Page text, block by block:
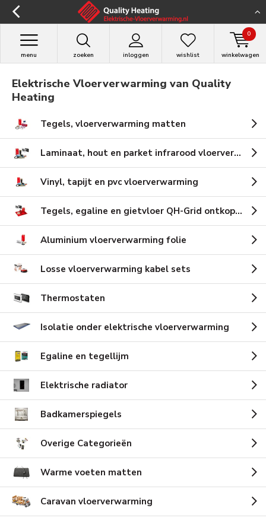
zoeken inloggen
menu wishlist winkelwagen
0
Elektrische Vloerverwarming van Quality
Heating
Tegels, vloerverwarming matten
Laminaat, hout en parket infrarood vloerverwarming
Vinyl, tapijt en pvc vloerverwarming
Tegels, egaline en gietvloer QH-Grid ontkoppelingsmat
Aluminium vloerverwarming folie
Losse vloerverwarming kabel sets
Thermostaten
Isolatie onder elektrische vloerverwarming
Egaline en tegellijm
Elektrische radiator
Badkamerspiegels
Overige Categorieën
Warme voeten matten
Caravan vloerverwarming